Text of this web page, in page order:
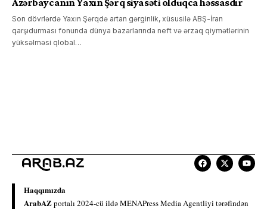
Son dövrlərdə Yaxın Şərqdə artan gərginlik, xüsusilə ABŞ-İran
qarşıdurması fonunda dünya bazarlarında neft və ərzaq qiymətlərinin
yüksəlməsi qlobal…
Haqqımızda
ArabAZportalı 2024-cü ildə MENAPress Media Agentliyi tərəfindən